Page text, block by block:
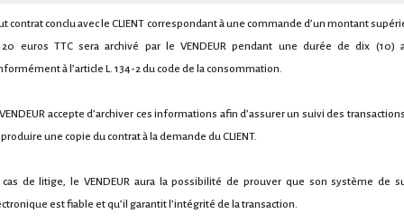
contrat conclu avec le CLIENT correspondant à une commande d’un montant
euros TTC sera archivé par le VENDEUR pendant une durée de dix (10)
à l’article L. 134-2 du code de la consommation.
accepte d’archiver ces informations afin d’assurer un suivi des
une copie du contrat à la demande du CLIENT.
cas de litige, le VENDEUR aura la possibilité de prouver que son système de
est fiable et qu’il garantit l’intégrité de la transaction.